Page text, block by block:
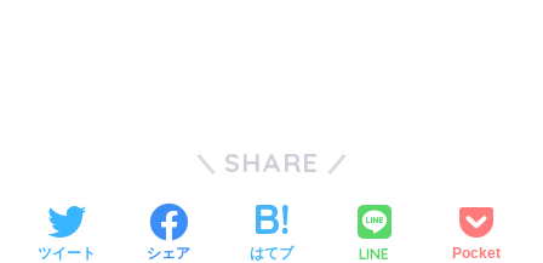
SHARE
ツイート シェア はてブ LINE Pocket